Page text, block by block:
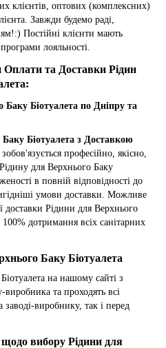
клієнтів, оптових (комплексних)
Завжди будемо раді,
Постійні клієнти мають
лояльності.
Оплати та Доставки Рідин
Баку Біотуалета по Дніпру та
Біотуалета з Доставкою
професійно, якісно,
для Верхнього Баку
в повній відповідності до
умови доставки. Можливе
доставки Рідини для Верхнього
дотримання всіх санітарних
Баку Біотуалета
на нашому сайті з
виробника та проходять всі
заводі-виробнику, так і перед
щодо вибору Рідини для